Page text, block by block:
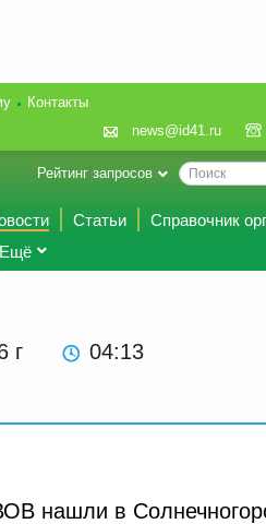
Контакты
news@id41.ru
Рейтинг запросов
Статьи
Справочник
Ещё
г 04:13
нашли в